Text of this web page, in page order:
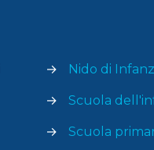
→ Nido di
→ Scuola
→ Scuola